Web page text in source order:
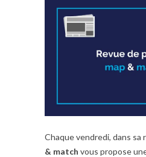
Chaque vendredi, dans sa
& match vous propose